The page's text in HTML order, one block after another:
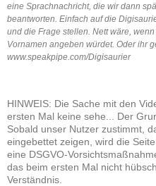
eine Sprachnachricht, die wir dann
beantworten. Einfach auf die
und die Frage stellen. Nett wäre,
Vornamen angeben würdet. Oder ihr
www.speakpipe.com/Digisaurier
HINWEIS: Die Sache mit den
ersten Mal keine sehe... Der
Sobald unser Nutzer zustimmt,
eingebettet zeigen, wird die
eine DSGVO-
das beim ersten Mal nicht
Verständnis.